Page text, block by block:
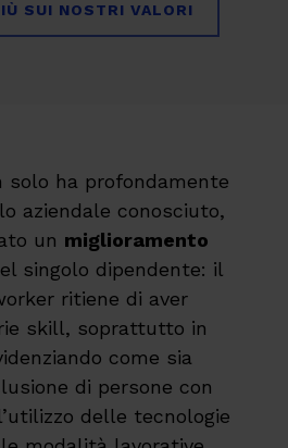
SUI NOSTRI VALORI
solo ha profondamente
aziendale conosciuto,
un miglioramento
singolo dipendente: il
ritiene di aver
skill, soprattutto in
come sia
di persone con
delle tecnologie